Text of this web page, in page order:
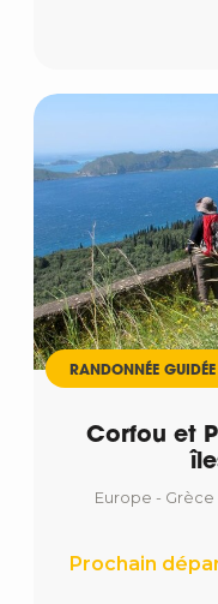
RANDONNÉE GUIDÉE
Corfou et
Europe - Grèce
Prochain